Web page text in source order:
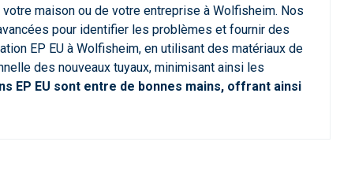
maison ou de votre entreprise à Wolfisheim. Nos
pour identifier les problèmes et fournir des
EP EU à Wolfisheim, en utilisant des matériaux de
des nouveaux tuyaux, minimisant ainsi les
EP EU sont entre de bonnes mains, offrant ainsi